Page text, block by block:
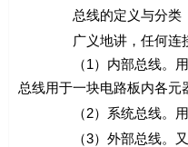
总线的定义与分类
广义地讲，任何连接两
（1）内部总线。用于芯
总线用于一块电路板内各元
（2）系统总线。用于插
（3）外部总线。又称通